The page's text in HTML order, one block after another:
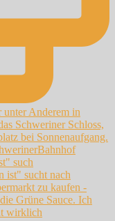
such